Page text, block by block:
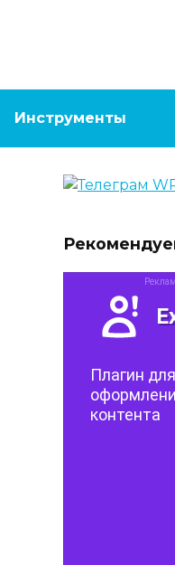
Инструменты